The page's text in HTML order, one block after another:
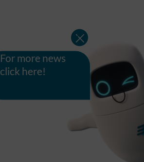
For more news
click here!